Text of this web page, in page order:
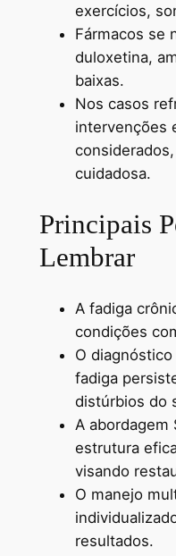
exercícios,
Fármacos se
duloxetina,
baixas.
Nos casos
intervenções
cuidadosa.
Principais
Lembrar
A fadiga
condições
O
fadiga
distúrbios do
A abordagem
estrutura
visando
O manejo
resultados.